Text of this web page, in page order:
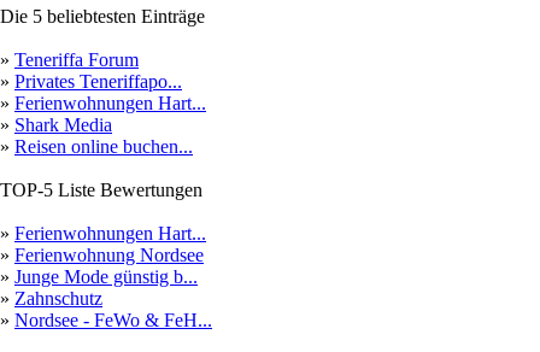
Die 5 beliebtesten Einträge
» Teneriffa Forum
» Privates Teneriffapo...
» Ferienwohnungen Hart...
» Shark Media
» Reisen online buchen...
TOP-5 Liste Bewertungen
» Ferienwohnungen Hart...
» Ferienwohnung Nordsee
» Junge Mode günstig b...
» Zahnschutz
» Nordsee - FeWo & FeH...